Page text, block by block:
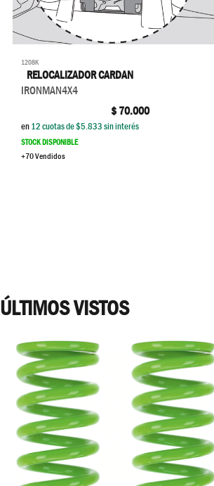
1208K
RELOCALIZADOR CARDAN
IRONMAN4X4
$70.000
en12cuotas de $5.833sin interés
STOCK DISPONIBLE
+70 Vendidos
ÚLTIMOS VISTOS